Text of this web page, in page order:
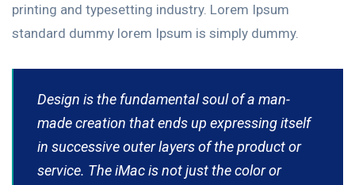
printing and typesetting industry. Lorem Ipsum
standard dummy lorem Ipsum is simply dummy.
Design is the fundamental soul of a man-
made creation that ends up expressing itself
in successive outer layers of the product or
service. The iMac is not just the color or